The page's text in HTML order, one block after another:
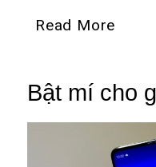
Read More
Bật mí cho
dòng điện
tốt nhất